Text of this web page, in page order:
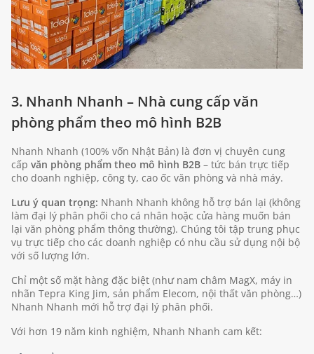
3. Nhanh Nhanh – Nhà cung cấp văn
phòng phẩm theo mô hình B2B
Nhanh Nhanh (100% vốn Nhật Bản) là đơn vị chuyên cung
cấp văn phòng phẩm theo mô hình B2B – tức bán trực tiếp
cho doanh nghiệp, công ty, cao ốc văn phòng và nhà máy.
Lưu ý quan trọng: Nhanh Nhanh không hỗ trợ bán lại (không
làm đại lý phân phối cho cá nhân hoặc cửa hàng muốn bán
lại văn phòng phẩm thông thường). Chúng tôi tập trung phục
vụ trực tiếp cho các doanh nghiệp có nhu cầu sử dụng nội bộ
với số lượng lớn.
Chỉ một số mặt hàng đặc biệt (như nam châm MagX, máy in
nhãn Tepra King Jim, sản phẩm Elecom, nội thất văn phòng…)
Nhanh Nhanh mới hỗ trợ đại lý phân phối.
Với hơn 19 năm kinh nghiệm, Nhanh Nhanh cam kết: